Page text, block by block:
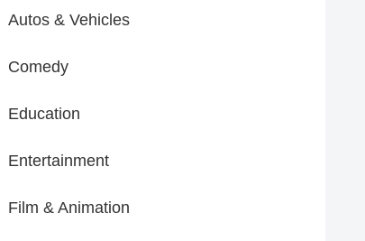
Autos & Vehicles
Comedy
Education
Entertainment
Film & Animation